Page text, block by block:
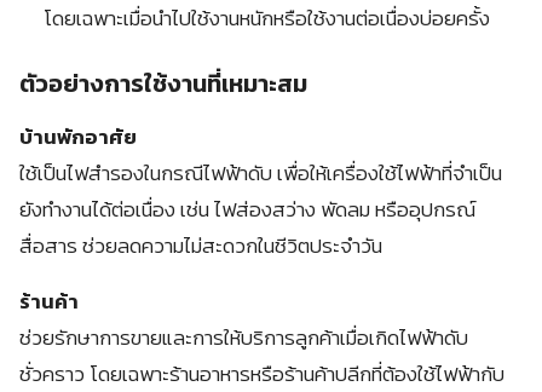
โดยเฉพาะเมื่อนำไปใช้งานหนักหรือใช้งานต่อเนื่องบ่อยครั้ง
ตัวอย่างการใช้งานที่เหมาะสม
บ้านพักอาศัย
ใช้เป็นไฟสำรองในกรณีไฟฟ้าดับ เพื่อให้เครื่องใช้ไฟฟ้าที่จำเป็น
ยังทำงานได้ต่อเนื่อง เช่น ไฟส่องสว่าง พัดลม หรืออุปกรณ์
สื่อสาร ช่วยลดความไม่สะดวกในชีวิตประจำวัน
ร้านค้า
ช่วยรักษาการขายและการให้บริการลูกค้าเมื่อเกิดไฟฟ้าดับ
ชั่วคราว โดยเฉพาะร้านอาหารหรือร้านค้าปลีกที่ต้องใช้ไฟฟ้ากับ